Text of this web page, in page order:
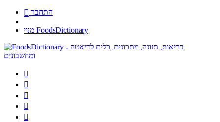
 התחבר
מנוי FoodsDictionary




